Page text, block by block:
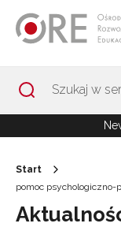
Start
pomoc psychologiczno-